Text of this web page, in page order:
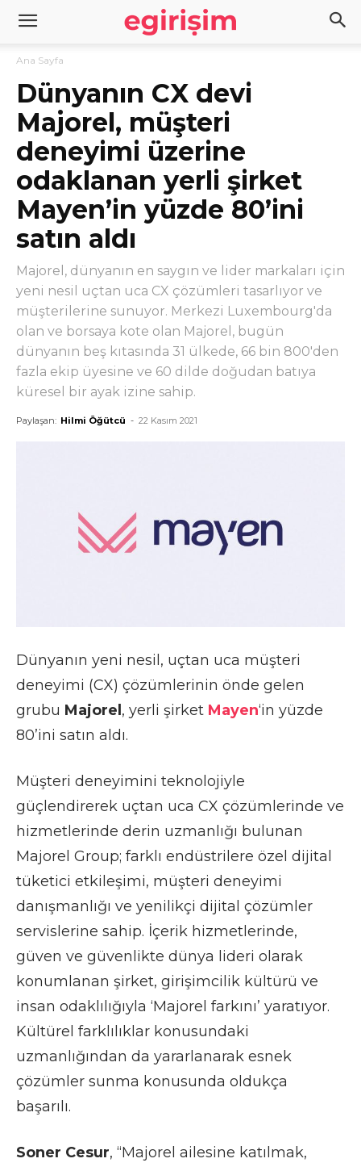
Ana Sayfa
Dünyanın CX devi
Majorel, müşteri
deneyimi üzerine
odaklanan yerli şirket
Mayen’in yüzde 80’ini
satın aldı
Majorel, dünyanın en saygın ve lider markaları için
yeni nesil uçtan uca CX çözümleri tasarlıyor ve
müşterilerine sunuyor. Merkezi Luxembourg'da
olan ve borsaya kote olan Majorel, bugün
dünyanın beş kıtasında 31 ülkede, 66 bin 800'den
fazla ekip üyesine ve 60 dilde doğudan batıya
küresel bir ayak izine sahip.
Paylaşan: Hilmi Öğütcü - 22 Kasım 2021
Dünyanın yeni nesil, uçtan uca müşteri
deneyimi (CX) çözümlerinin önde gelen
grubu Majorel , yerli şirket Mayen‘in yüzde
80’ini satın aldı.
Müşteri deneyimini teknolojiyle
güçlendirerek uçtan uca CX çözümlerinde ve
hizmetlerinde derin uzmanlığı bulunan
Majorel Group; farklı endüstrilere özel dijital
tüketici etkileşimi, müşteri deneyimi
danışmanlığı ve yenilikçi dijital çözümler
servislerine sahip. İçerik hizmetlerinde,
güven ve güvenlikte dünya lideri olarak
konumlanan şirket, girişimcilik kültürü ve
insan odaklılığıyla ‘Majorel farkını’ yaratıyor.
Kültürel farklılıklar konusundaki
uzmanlığından da yararlanarak esnek
çözümler sunma konusunda oldukça
başarılı.
Soner Cesur, “Majorel ailesine katılmak,